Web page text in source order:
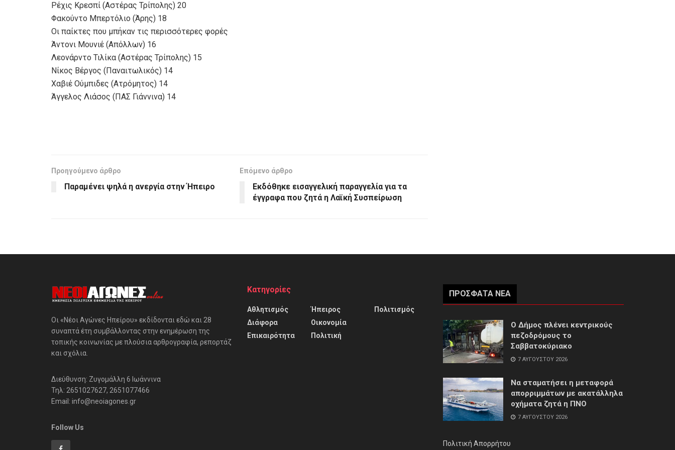
Ρέχις Κρεσπί (Αστέρας Τρίπολης) 20
Φακούντο Μπερτόλιο (Άρης) 18
Οι παίκτες που μπήκαν τις περισσότερες φορές
Άντονι Μουνιέ (Απόλλων) 16
Λεονάρντο Τιλίκα (Αστέρας Τρίπολης) 15
Νίκος Βέργος (Παναιτωλικός) 14
Χαβιέ Ούμπιδες (Ατρόμητος) 14
Άγγελος Λιάσος (ΠΑΣ Γιάννινα) 14
Προηγούμενο άρθρο
Παραμένει ψηλά η ανεργία στην Ήπειρο
Επόμενο άρθρο
Εκδόθηκε εισαγγελική παραγγελία για τα
έγγραφα που ζητά η Λαϊκή Συσπείρωση
Οι «Νέοι Αγώνες Ηπείρου» εκδίδονται εδώ και 28
συναπτά έτη συμβάλλοντας στην ενημέρωση της
τοπικής κοινωνίας με πλούσια αρθρογραφία, ρεπορτάζ
και σχόλια.
Διεύθυνση: Ζυγομάλλη 6 Ιωάννινα
Τηλ: 2651027627, 2651077466
Email: info@neoiagones.gr
Follow Us
Κατηγορίες
Αθλητισμός
Διάφορα
Επικαιρότητα
Ήπειρος
Οικονομία
Πολιτική
Πολιτισμός
ΠΡΌΣΦΑΤΑ ΝΈΑ
Ο Δήμος πλένει κεντρικούς
πεζοδρόμους το
Σαββατοκύριακο
7 ΑΥΓΟΎΣΤΟΥ 2026
Να σταματήσει η μεταφορά
απορριμμάτων με ακατάλληλα
οχήματα ζητά η ΠΝΟ
7 ΑΥΓΟΎΣΤΟΥ 2026
Πολιτική Απορρήτου